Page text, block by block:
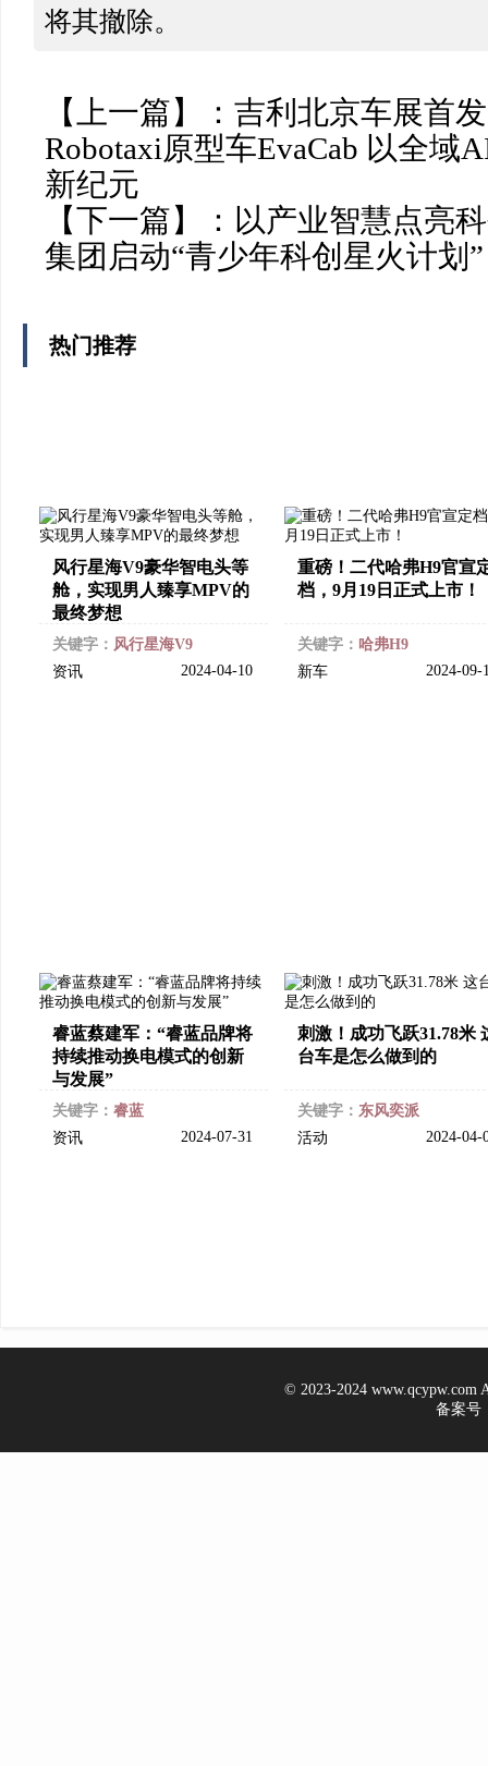
将其撤除。
【上一篇】： 吉利北京车展首
Robotaxi原型车EvaCab 以全域
新纪元
【下一篇】： 以产业智慧点亮
集团启动“青少年科创星火计划”
热门推荐
风行星海V9豪华智电头等
舱，实现男人臻享MPV的
最终梦想
关键字： 风行星海V9
资讯
2024-04-10
重磅！二代哈弗H9官宣
档，9月19日正式上市！
关键字： 哈弗H9
新车
2024-
睿蓝蔡建军：“睿蓝品牌将
持续推动换电模式的创新
与发展”
关键字： 睿蓝
资讯
2024-07-31
刺激！成功飞跃31.78米
台车是怎么做到的
关键字： 东风奕派
活动
2024-
© 2023-2024 www.qcypw.com
备案号